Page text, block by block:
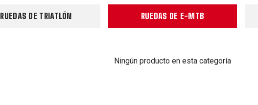
RUEDAS DE TRIATLÓN RUEDAS DE E-MTB
Ningún producto en esta categoría